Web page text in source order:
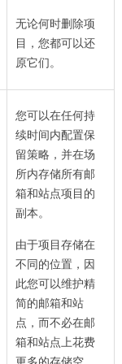
无论何时删除项
目，您都可以还
原它们。
您可以在任何持
续时间内配置保
留策略，并在场
所内存储所有邮
箱和站点项目的
副本。
由于项目存储在
不同的位置，因
此您可以维护精
简的邮箱和站
点，而不必在邮
箱和站点上花费